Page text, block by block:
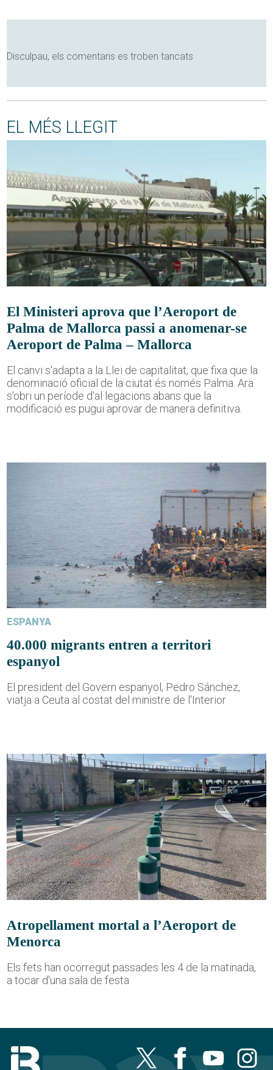
Disculpau, els comentaris es troben tancats
EL MÉS LLEGIT
El Ministeri aprova que l’Aeroport de
Palma de Mallorca passi a anomenar-se
Aeroport de Palma – Mallorca
El canvi s'adapta a la Llei de capitalitat, que fixa que la
denominació oficial de la ciutat és només Palma. Ara
s'obri un període d'al·legacions abans que la
modificació es pugui aprovar de manera definitiva.
ESPANYA
40.000 migrants entren a territori
espanyol
El president del Govern espanyol, Pedro Sánchez,
viatja a Ceuta al costat del ministre de l'Interior
Atropellament mortal a l’Aeroport de
Menorca
Els fets han ocorregut passades les 4 de la matinada,
a tocar d'una sala de festa